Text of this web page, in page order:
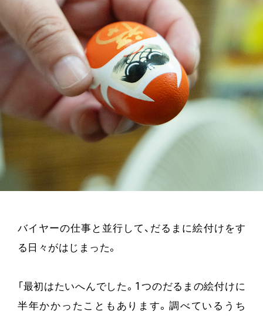
バイヤーの仕事と並行して、だるまに絵付けをす
る日々がはじまった。
「最初はたいへんでした。1つのだるまの絵付けに
半年かかったこともあります。調べているうち